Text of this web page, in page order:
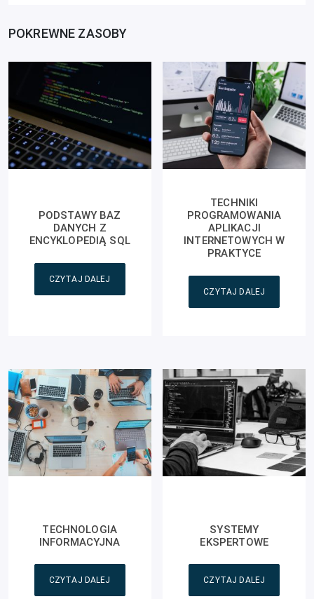
POKREWNE ZASOBY
PODSTAWY BAZ
DANYCH Z
ENCYKLOPEDIĄ SQL
CZYTAJ DALEJ
TECHNIKI
PROGRAMOWANIA
APLIKACJI
INTERNETOWYCH W
PRAKTYCE
CZYTAJ DALEJ
TECHNOLOGIA
INFORMACYJNA
CZYTAJ DALEJ
SYSTEMY
EKSPERTOWE
CZYTAJ DALEJ